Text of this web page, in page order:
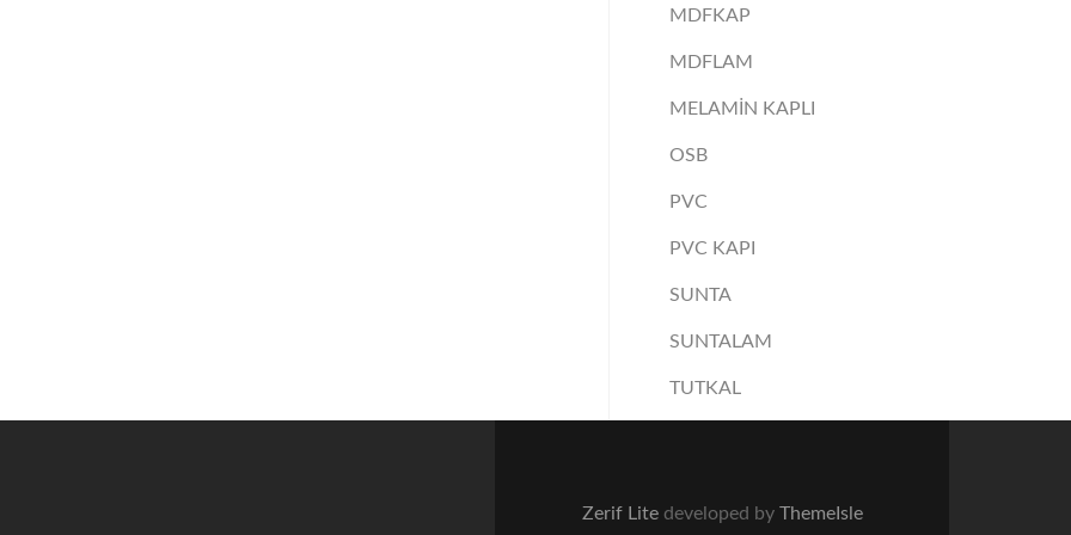
MDFKAP
MDFLAM
MELAMİN KAPLI
OSB
PVC
PVC KAPI
SUNTA
SUNTALAM
TUTKAL
Zerif Lite developed by ThemeIsle